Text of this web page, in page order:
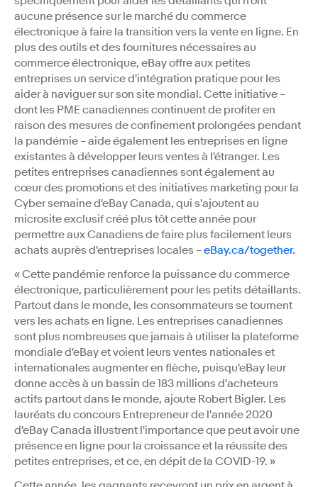
aucune présence sur le marché du commerce
électronique à faire la transition vers la vente en ligne. En
plus des outils et des fournitures nécessaires au
commerce électronique, eBay offre aux petites
entreprises un service d'intégration pratique pour les
aider à naviguer sur son site mondial. Cette initiative –
dont les PME canadiennes continuent de profiter en
raison des mesures de confinement prolongées pendant
la pandémie – aide également les entreprises en ligne
existantes à développer leurs ventes à l'étranger. Les
petites entreprises canadiennes sont également au
cœur des promotions et des initiatives marketing pour la
Cyber semaine d'eBay Canada, qui s'ajoutent au
microsite exclusif créé plus tôt cette année pour
permettre aux Canadiens de faire plus facilement leurs
achats auprès d'entreprises locales –eBay.ca/together.
« Cette pandémie renforce la puissance du commerce
électronique, particulièrement pour les petits détaillants.
Partout dans le monde, les consommateurs se tournent
vers les achats en ligne. Les entreprises canadiennes
sont plus nombreuses que jamais à utiliser la plateforme
mondiale d'eBay et voient leurs ventes nationales et
internationales augmenter en flèche, puisqu'eBay leur
donne accès à un bassin de 183 millions d'acheteurs
actifs partout dans le monde, ajoute Robert Bigler. Les
lauréats du concours Entrepreneur de l'année 2020
d'eBay Canada illustrent l'importance que peut avoir une
présence en ligne pour la croissance et la réussite des
petites entreprises, et ce, en dépit de la COVID-19. »